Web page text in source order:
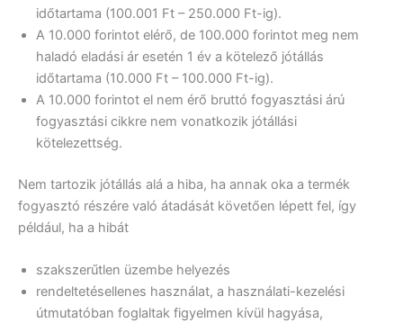
időtartama (100.001 Ft – 250.000 Ft-ig).
A 10.000 forintot elérő, de 100.000 forintot meg nem
haladó eladási ár esetén 1 év a kötelező jótállás
időtartama (10.000 Ft – 100.000 Ft-ig).
A 10.000 forintot el nem érő bruttó fogyasztási árú
fogyasztási cikkre nem vonatkozik jótállási
kötelezettség.
Nem tartozik jótállás alá a hiba, ha annak oka a termék
fogyasztó részére való átadását követően lépett fel, így
például, ha a hibát
szakszerűtlen üzembe helyezés
rendeltetésellenes használat, a használati-kezelési
útmutatóban foglaltak figyelmen kívül hagyása,